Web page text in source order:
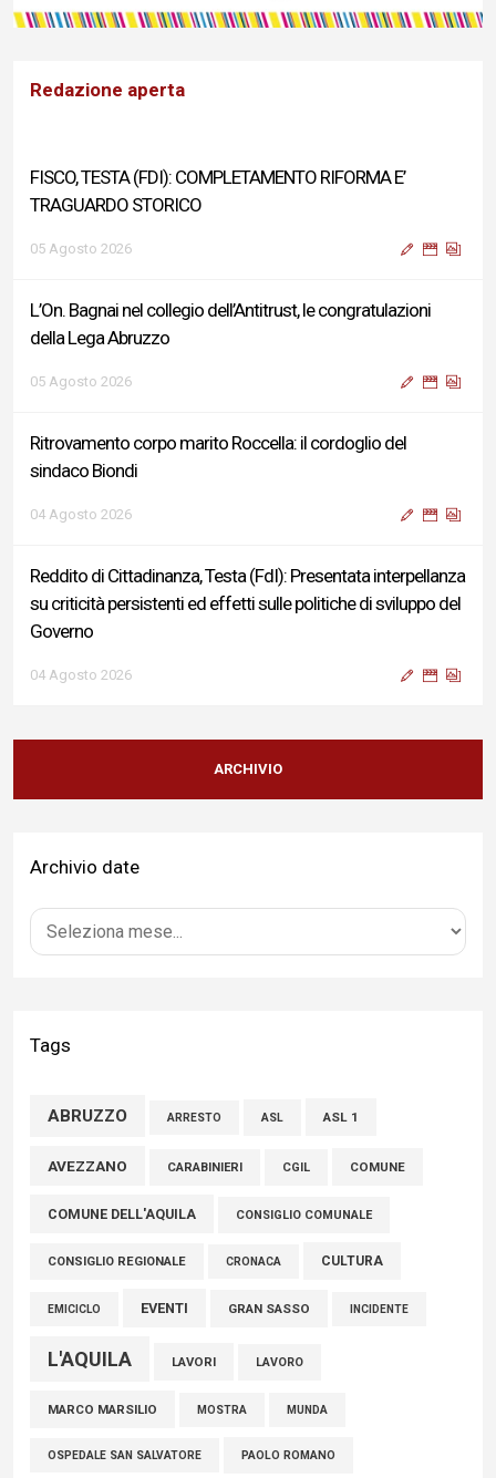
Redazione aperta
FISCO, TESTA (FDI): COMPLETAMENTO RIFORMA E’
TRAGUARDO STORICO
05 Agosto 2026
L’On. Bagnai nel collegio dell’Antitrust, le congratulazioni
della Lega Abruzzo
05 Agosto 2026
Ritrovamento corpo marito Roccella: il cordoglio del
sindaco Biondi
04 Agosto 2026
Reddito di Cittadinanza, Testa (FdI): Presentata interpellanza
su criticità persistenti ed effetti sulle politiche di sviluppo del
Governo
04 Agosto 2026
Sigismondi, Liris e Testa: “Profondo cordoglio e vicinanza al
Ministro Roccella e alla sua famiglia”
Terminal bus "Lorenzo Natali": modifiche temporanee alla
04 Agosto 2026
della comunità»
Marcinelle, Verrecchia (FdI): "Un minuto di raccoglimento in
connazionali tra cui molti abruzzesi"
06 Agosto 2026
ARCHIVIO
Archivio date
Tags
ABRUZZO ARRESTO ASL ASL 1
AVEZZANO CARABINIERI CGIL COMUNE
COMUNE DELL'AQUILA CONSIGLIO COMUNALE
CONSIGLIO REGIONALE CRONACA CULTURA
EMICICLO EVENTI GRAN SASSO INCIDENTE
L'AQUILA LAVORI LAVORO
MARCO MARSILIO MOSTRA MUNDA
OSPEDALE SAN SALVATORE PAOLO ROMANO